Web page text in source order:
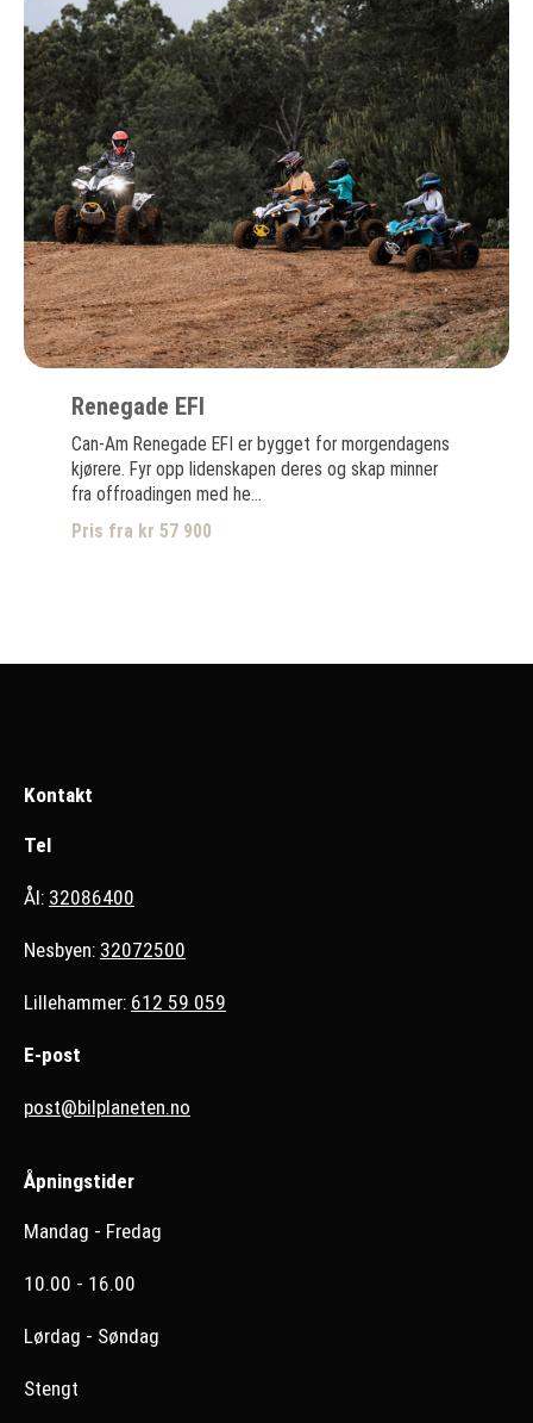
Renegade EFI
Can-Am Renegade EFI er bygget for morgendagens
kjørere. Fyr opp lidenskapen deres og skap minner
fra offroadingen med he...
Pris fra kr 57 900
Kontakt
Tel
Ål: 32086400
Nesbyen: 32072500
Lillehammer: 612 59 059
E-post
post@bilplaneten.no
Åpningstider
Mandag - Fredag
10.00 - 16.00
Lørdag - Søndag
Stengt